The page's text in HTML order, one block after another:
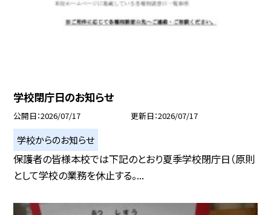
学校閉庁日のお知らせ
公開日 2026/07/17 更新日 2026/07/17
学校からのお知らせ
保護者の皆様本校では下記のとおり夏季学校閉庁日（原則
として学校の業務を休止する。...